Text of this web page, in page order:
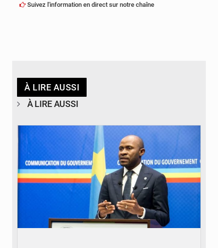
Suivez l'information en direct sur notre chaîne
À LIRE AUSSI
À LIRE AUSSI